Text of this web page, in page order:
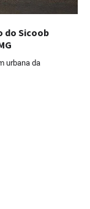
do Sicoob
urbana da